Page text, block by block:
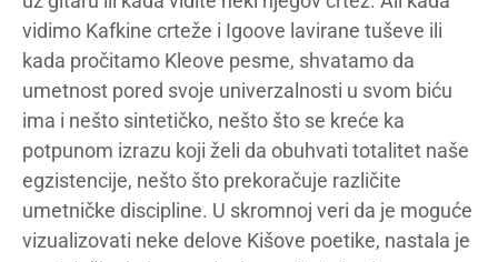
vidimo Kafkine crteže i Igoove lavirane tuševe ili
kada pročitamo Kleove pesme, shvatamo da
umetnost pored svoje univerzalnosti u svom biću
ima i nešto sintetičko, nešto što se kreće ka
potpunom izrazu koji želi da obuhvati totalitet naše
egzistencije, nešto što prekoračuje različite
umetničke discipline. U skromnoj veri da je moguće
vizualizovati neke delove Kišove poetike, nastala je